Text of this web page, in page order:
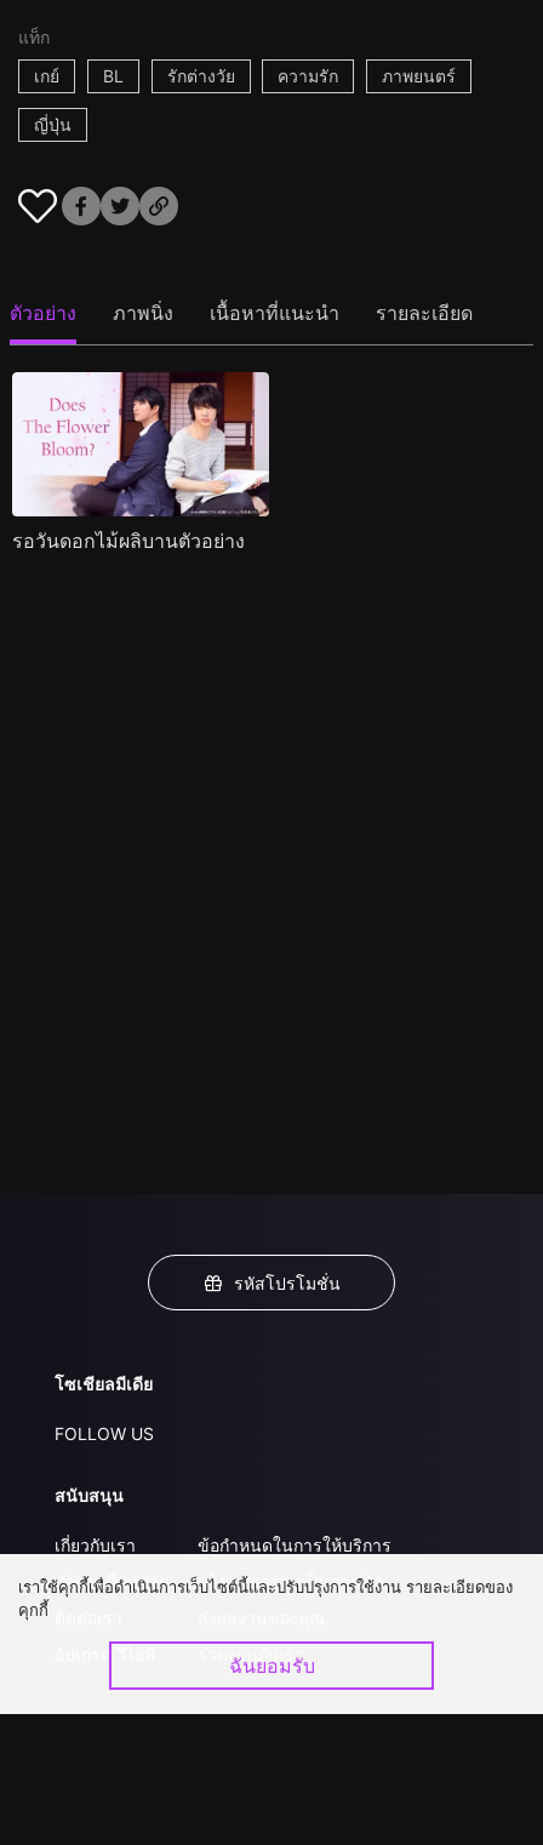
แท็ก
เกย์
BL รักต่างวัย ความรัก ภาพยนตร์
ญี่ปุ่น
ตัวอย่าง ภาพนิ่ง เนื้อหาที่แนะนำ รายละเอียด
รอวันดอกไม้ผลิบานตัวอย่าง
รหัสโปรโมชั่น
โซเชียลมีเดีย
FOLLOW US
สนับสนุน
เกี่ยวกับเรา
คำถามที่พบบ่อย
ข้อกำหนดในการให้บริการ
นโยบายความเป็นส่วนตัว
ร่วมงานกับเรา
เราใช้คุกกี้เพื่อดำเนินการเว็บไซต์นี้และปรับปรุงการใช้งาน รายละเอียดของ
คุกกี้
ฉันยอมรับ